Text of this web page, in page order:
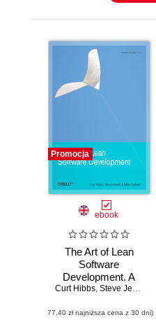
Promocja
ebook
The Art of Lean
Software
Development. A
Practical and
Approach
Curt Hibbs, Steve Jewett
(77,40 zł najniższa cena z 30 dni)